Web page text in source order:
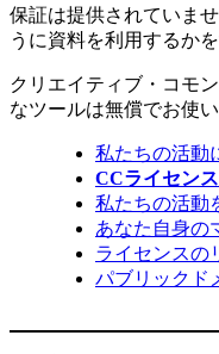
保証は提供されていま
うに資料を利用するか
クリエイティブ・コモ
なツールは無償でお使
私たちの活動
CCライセン
私たちの活動
あなた自身の
ライセンスの
パブリックド